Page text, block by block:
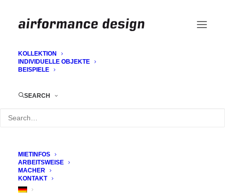
KOLLEKTION
INDIVIDUELLE OBJEKTE
BEISPIELE
SEARCH
MIETINFOS
ARBEITSWEISE
MACHER
KONTAKT
Bögen als Messekulisse